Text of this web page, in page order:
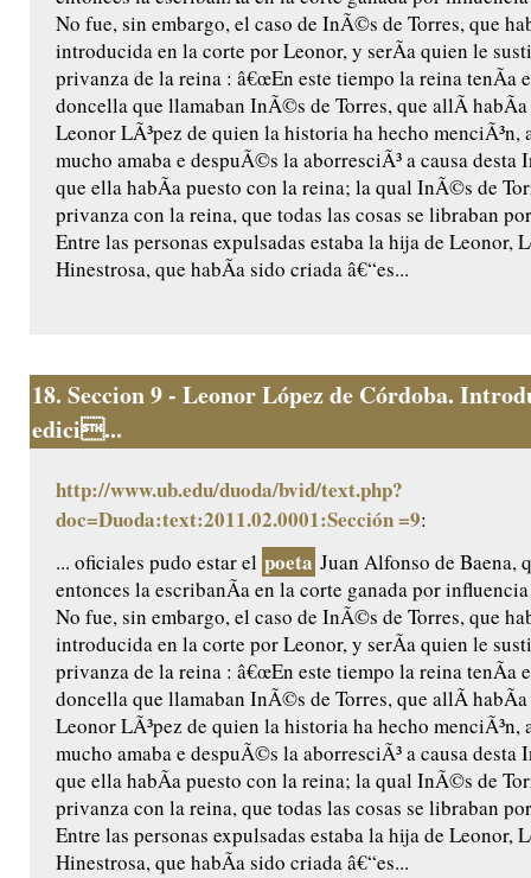
No fue, sin embargo, el caso de InÃ©s de Torres, que
introducida en la corte por Leonor, y serÃ­a quien le
privanza de la reina : â€œEn este tiempo la reina tenÃ­a
doncella que llamaban InÃ©s de Torres, que allÃ­
Leonor LÃ³pez de quien la historia ha hecho menciÃ³n,
mucho amaba e despuÃ©s la aborresciÃ³ a causa desta
que ella habÃ­a puesto con la reina; la qual InÃ©s de
privanza con la reina, que todas las cosas se libraban por
Entre las personas expulsadas estaba la hija de Leonor,
Hinestrosa, que habÃ­a sido criada â€“es...
18. Seccion 9 - Leonor López de Córdoba.
edici...
http://www.ub.edu/duoda/bvid/text.php?
doc=Duoda:text:2011.02.0001:Sección =9:
... oficiales pudo estar el poeta Juan Alfonso de Baena,
entonces la escribanÃ­a en la corte ganada por
No fue, sin embargo, el caso de InÃ©s de Torres, que
introducida en la corte por Leonor, y serÃ­a quien le
privanza de la reina : â€œEn este tiempo la reina tenÃ­a
doncella que llamaban InÃ©s de Torres, que allÃ­
Leonor LÃ³pez de quien la historia ha hecho menciÃ³n,
mucho amaba e despuÃ©s la aborresciÃ³ a causa desta
que ella habÃ­a puesto con la reina; la qual InÃ©s de
privanza con la reina, que todas las cosas se libraban por
Entre las personas expulsadas estaba la hija de Leonor,
Hinestrosa, que habÃ­a sido criada â€“es...